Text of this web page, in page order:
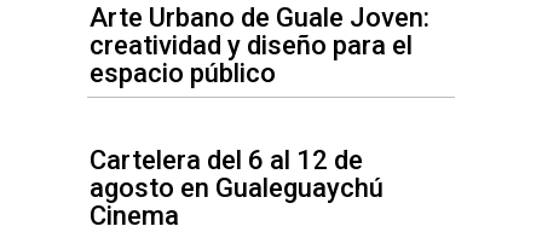
Arte Urbano de Guale Joven:
creatividad y diseño para el
espacio público
Cartelera del 6 al 12 de
agosto en Gualeguaychú
Cinema